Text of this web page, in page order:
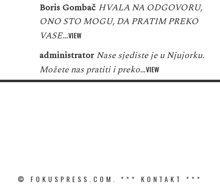
Boris Gombač HVALA NA ODGOVORU,
ONO STO MOGU, DA PRATIM PREKO
VASE…VIEW
administrator Nase sjediste je u Njujorku.
Možete nas pratiti i preko…VIEW
© FOKUSPRESS.COM. *** KONTAKT
***